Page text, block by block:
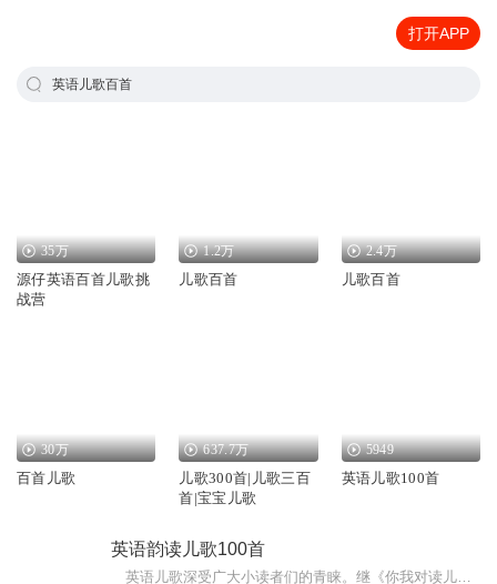
打开APP
英语儿歌百首
35万
源仔英语百首儿歌挑
战营
1.2万
儿歌百首
2.4万
儿歌百首
30万
百首儿歌
637.7万
儿歌300首|儿歌三百
首|宝宝儿歌
5949
英语儿歌100首
英语韵读儿歌100首